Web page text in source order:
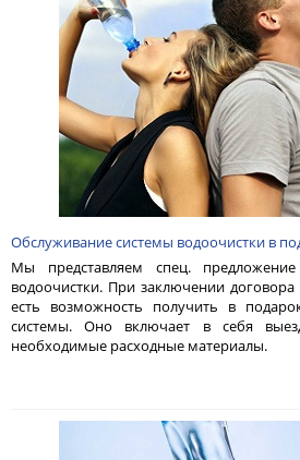
Обслуживание системы водоочистки в
Мы представляем спец.
водоочистки. При заключении договора
есть возможность получить в
системы. Оно включает в себя
необходимые расходные материалы.